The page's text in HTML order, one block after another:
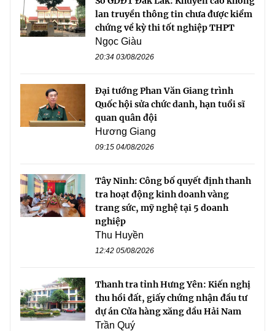
lan truyền thông tin chưa được kiểm
chứng về kỳ thi tốt nghiệp THPT
Ngọc Giàu
20:34 03/08/2026
Đại tướng Phan Văn Giang trình
Quốc hội sửa chức danh, hạn tuổi sĩ
quan quân đội
Hương Giang
09:15 04/08/2026
Tây Ninh: Công bố quyết định thanh
tra hoạt động kinh doanh vàng
trang sức, mỹ nghệ tại 5 doanh
nghiệp
Thu Huyền
12:42 05/08/2026
Thanh tra tỉnh Hưng Yên: Kiến nghị
thu hồi đất, giấy chứng nhận đầu tư
dự án Cửa hàng xăng dầu Hải Nam
Trần Quý